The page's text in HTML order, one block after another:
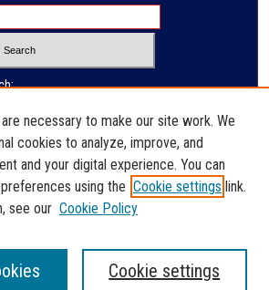
ISSN: 0032-9622
necessary to make our site work. We
cookies to analyze, improve, and
and your digital experience. You can
using the Cookie settings link.
see our Cookie Policy
Cookie settings